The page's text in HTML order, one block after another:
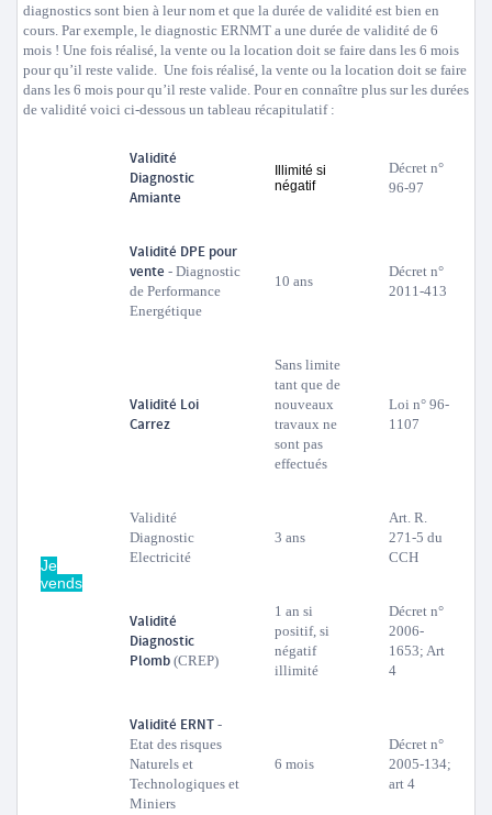
diagnostics sont bien à leur nom et que la durée de validité est bien en
cours. Par exemple, le diagnostic ERNMT a une durée de validité de 6
mois ! Une fois réalisé, la vente ou la location doit se faire dans les 6 mois
pour qu’il reste valide. Une fois réalisé, la vente ou la location doit se faire
dans les 6 mois pour qu’il reste valide. Pour en connaître plus sur les durées
de validité voici ci-dessous un tableau récapitulatif :
Je
vends
Validité
Diagnostic
Amiante
Illimité si
négatif
Décret n°
96-97
Validité DPE pour
vente - Diagnostic
de Performance
Energétique
10 ans
Décret n°
2011-413
Validité Loi
Carrez
Sans limite
tant que de
nouveaux
travaux ne
sont pas
effectués
Loi n° 96-
1107
Validité
Diagnostic
Electricité
3 ans
Art. R.
271-5 du
CCH
Validité
Diagnostic
Plomb (CREP)
1 an si
positif, si
négatif
illimité
Décret n°
2006-
1653; Art
4
Validité ERNT -
Etat des risques
Naturels et
Technologiques et
Miniers
6 mois
Décret n°
2005-134;
art 4